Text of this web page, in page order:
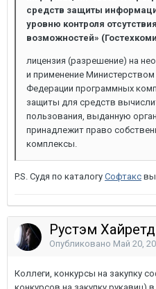
средств защиты
уровню контроля
возможностей»
лицензия (разрешение) на
и применение
Федерации программных
защиты для средств
пользования, выданную
принадлежит право
комплексы.
P.S. Судя по каталогу Софтакс
Рустэм
Опубликовано Май 20,
Коллеги, конкурсы на закупку